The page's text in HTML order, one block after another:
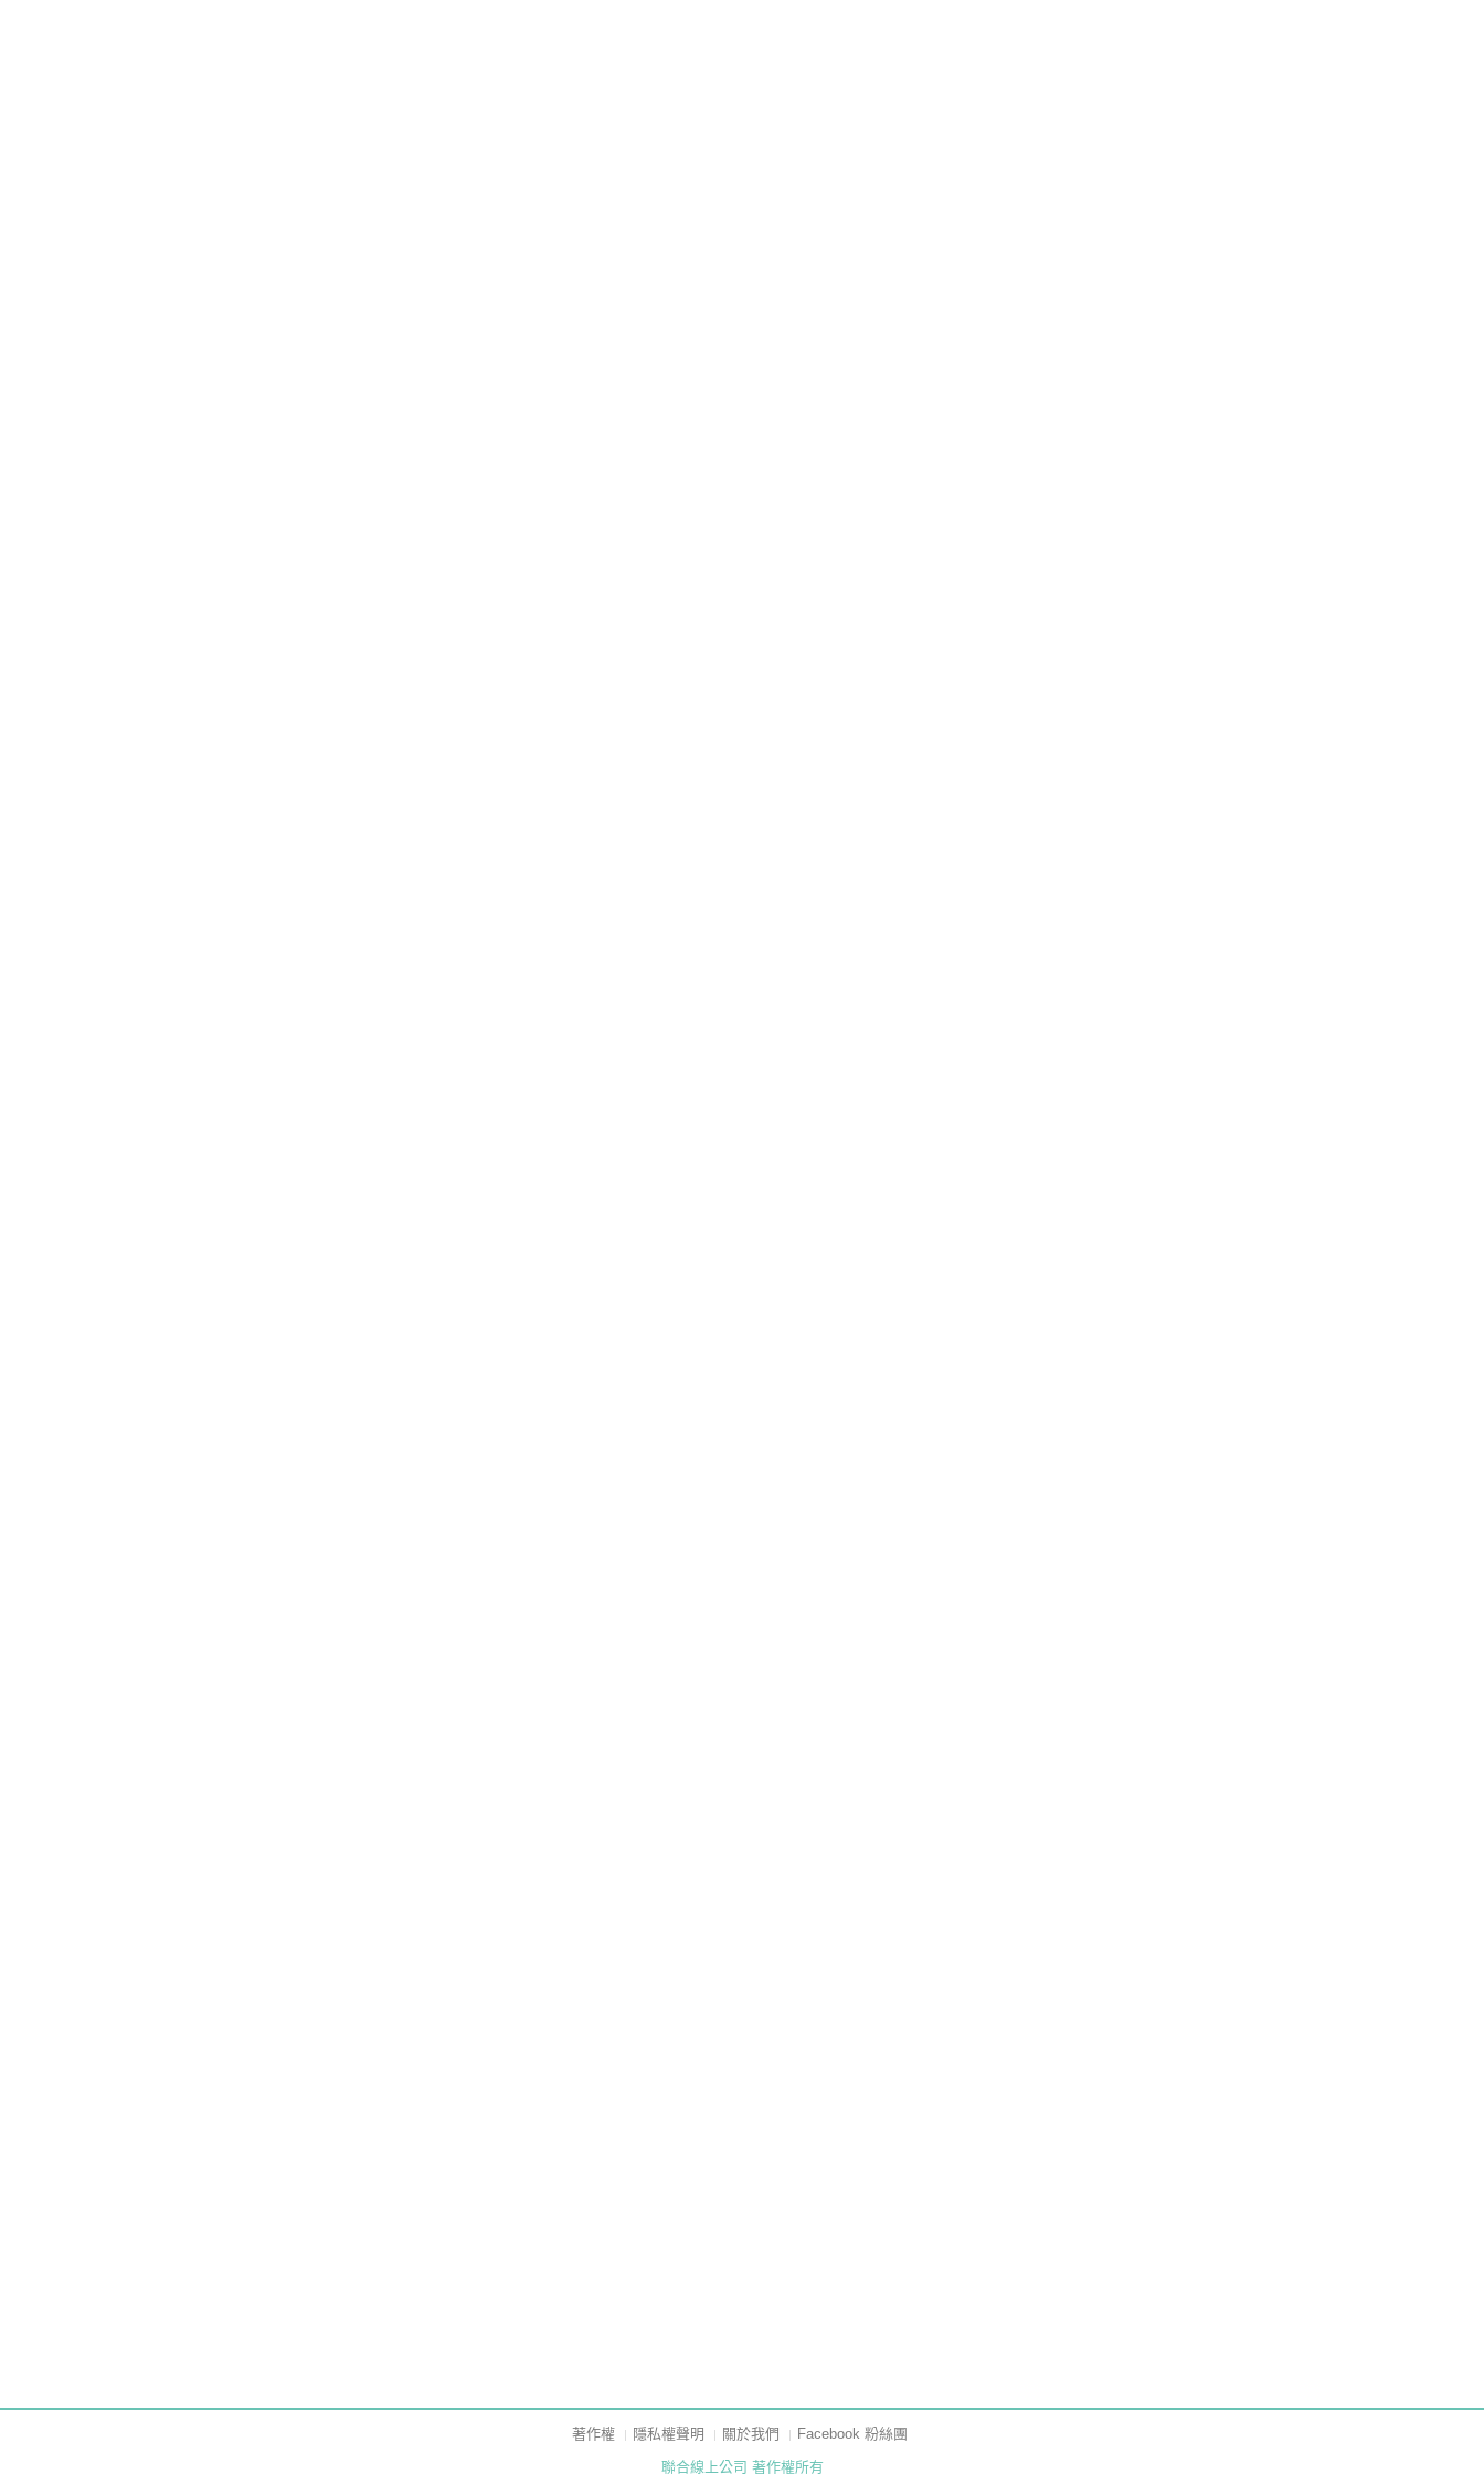
著作權 隱私權聲明 關於我們
Facebook 粉絲團
聯合線上公司 著作權所有